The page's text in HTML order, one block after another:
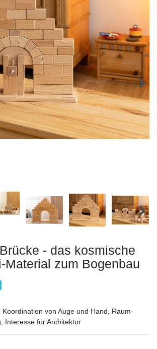
- das kosmische
Material zum Bogenbau
von Auge und Hand, Raum-
Interesse für Architektur